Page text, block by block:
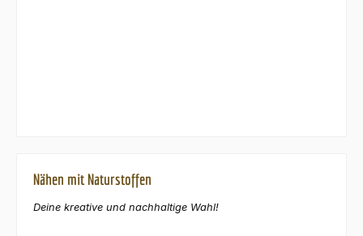
Nähen mit Naturstoffen
Deine kreative und nachhaltige Wahl!